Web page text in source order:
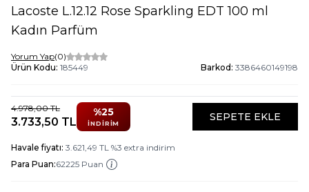
Lacoste L.12.12 Rose Sparkling EDT 100 ml
Kadın Parfüm
Yorum Yap(0)
Ürün Kodu: 185449 Barkod: 3386460149198
4.978,00TL
3.733,50 TL
%25
İNDIRIM
SEPETE EKLE
Havale fiyatı: 3.621,49 TL %3 extra indirim
Para Puan:62225 Puan